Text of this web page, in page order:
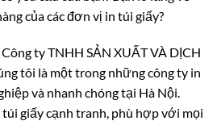
của các đơn vị in túi giấy?
ty TNHH SẢN XUẤT VÀ DỊCH
tôi là một trong những công ty in
và nhanh chóng tại Hà Nội.
giấy cạnh tranh, phù hợp với mọi